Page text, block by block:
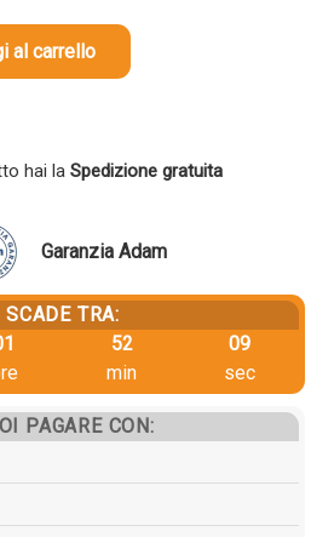
al carrello
hai la Spedizione gratuita
Garanzia Adam
SCADE TRA:
52
min
09
sec
PAGARE CON: